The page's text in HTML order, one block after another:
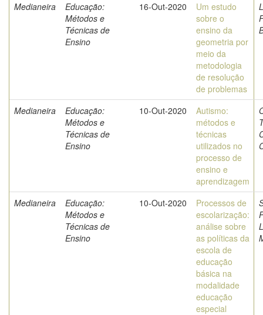
Medianeira
Educação:
Métodos e
Técnicas de
Ensino
16-Out-2020
Um estudo
sobre o
ensino da
geometria por
meio da
metodologia
de resolução
de problemas
Medianeira
Educação:
Métodos e
Técnicas de
Ensino
10-Out-2020
Autismo:
métodos e
técnicas
utilizados no
processo de
ensino e
aprendizagem
Medianeira
Educação:
Métodos e
Técnicas de
Ensino
10-Out-2020
Processos de
escolarização:
análise sobre
as políticas da
escola de
educação
básica na
modalidade
educação
especial